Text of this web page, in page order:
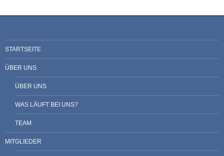
STARTSEITE
ÜBER UNS
ÜBER UNS
WAS LÄUFT BEI UNS?
TEAM
MITGLIEDER